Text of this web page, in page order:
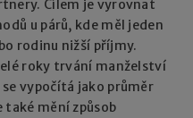
Cílem je vyrovnat
u párů, kde měl jeden
rodinu nižší příjmy.
roky trvání manželství
vypočítá jako průměr
také mění způsob